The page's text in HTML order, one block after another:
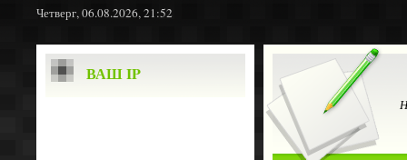
Четверг, 06.08.2026, 21:52
ВАШ IP